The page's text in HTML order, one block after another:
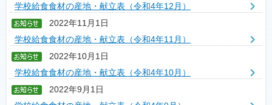
学校給食食材の産地・献立表（令和4年12月）
2022年11月1日
学校給食食材の産地・献立表（令和4年11月）
2022年10月1日
学校給食食材の産地・献立表（令和4年10月）
2022年9月1日